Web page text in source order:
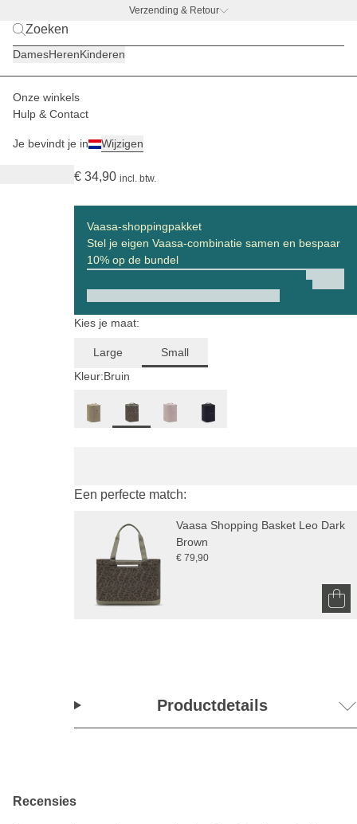
Verzending & Retour
DamesHerenKinderen
Onze winkels
Hulp & Contact
Je bevindt je in Wijzigen
Dames Boodschappenmanden
€ 34,90 incl. btw.
Vaasa-shoppingpakket
Stel je eigen Vaasa-combinatie samen en bespaar
10% op de bundel
Kies je maat:
Large
Small
Kleur:Bruin
Een perfecte match:
Vaasa Shopping Basket Leo Dark
Brown
€ 79,90
Productdetails
Recensies